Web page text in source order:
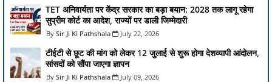
TET अनिवार्यता पर केंद्र सरकार का बड़ा बयान: 2028 तक लागू रहेगा
सुप्रीम कोर्ट का आदेश, राज्यों पर डाली जिम्मेदारी
Sir Ji Ki Pathshala July 22, 2026
टीईटी से छूट की मांग को लेकर 12 जुलाई से शुरू होगा देशव्यापी आंदोलन,
सांसदों को सौंपा जाएगा ज्ञापन
Sir Ji Ki Pathshala July 09, 2026